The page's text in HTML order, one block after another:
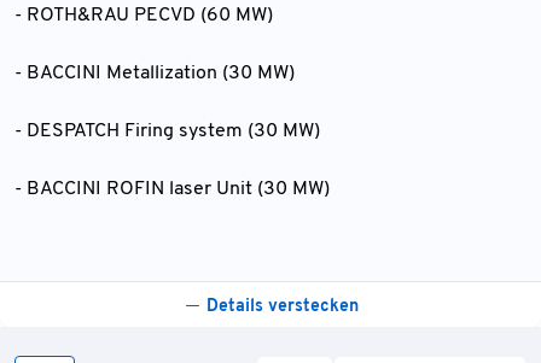
- ROTH&RAU PECVD (60 MW)
- BACCINI Metallization (30 MW)
- DESPATCH Firing system (30 MW)
- BACCINI ROFIN laser Unit (30 MW)
Details verstecken